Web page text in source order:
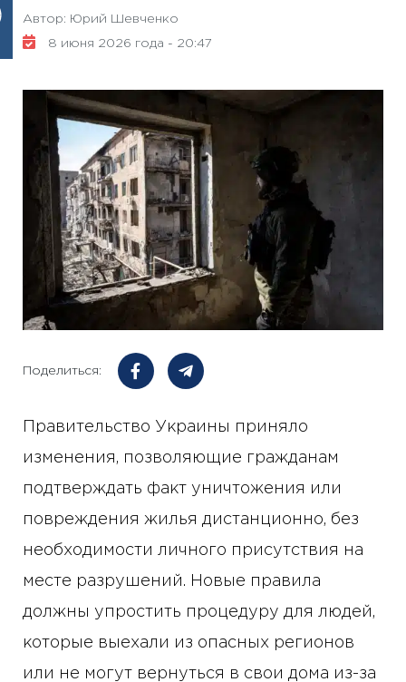
Автор: Юрий Шевченко
8 июня 2026 года - 20:47
Поделиться:
Правительство Украины приняло
изменения, позволяющие гражданам
подтверждать факт уничтожения или
повреждения жилья дистанционно, без
необходимости личного присутствия на
месте разрушений. Новые правила
должны упростить процедуру для людей,
которые выехали из опасных регионов
или не могут вернуться в свои дома из-за